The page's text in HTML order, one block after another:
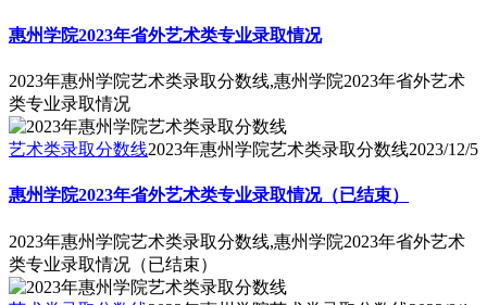
惠州学院2023年省外艺术类专业录取情况
2023年惠州学院艺术类录取分数线,惠州学院2023年省外艺术
类专业录取情况
艺术类录取分数线2023年惠州学院艺术类录取分数线2023/12/5
惠州学院2023年省外艺术类专业录取情况（已结束）
2023年惠州学院艺术类录取分数线,惠州学院2023年省外艺术
类专业录取情况（已结束）